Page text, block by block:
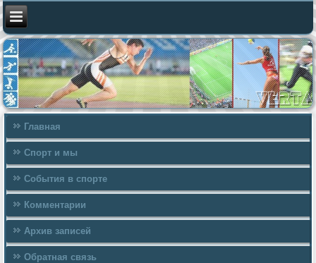
Главная
Спорт и мы
События в спорте
Комментарии
Архив записей
Обратная связь